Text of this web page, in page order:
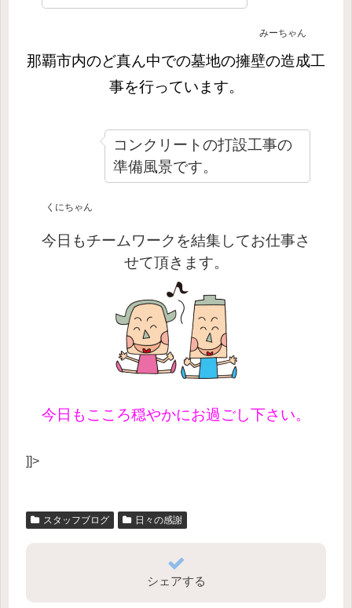
みーちゃん
那覇市内のど真ん中での墓地の擁壁の造成工
事を行っています。
くにちゃん
コンクリートの打設工事の
準備風景です。
今日もチームワークを結集してお仕事さ
せて頂きます。
今日もこころ穏やかにお過ごし下さい。
]]>
スタッフブログ 日々の感謝
シェアする